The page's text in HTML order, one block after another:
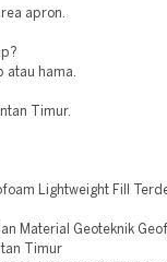
apron.
atau hama.
Timur.
Lightweight Fill
Material Geoteknik
Timur